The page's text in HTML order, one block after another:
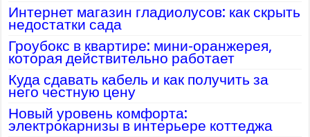
Интернет магазин гладиолусов: как скрыть
недостатки сада
Гроубокс в квартире: мини-оранжерея,
которая действительно работает
Куда сдавать кабель и как получить за
него честную цену
Новый уровень комфорта:
электрокарнизы в интерьере коттеджа